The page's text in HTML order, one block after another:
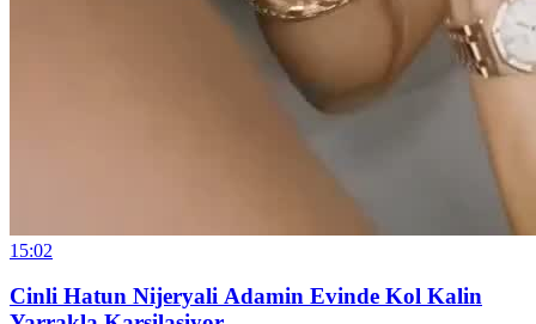
15:02
Cinli Hatun Nijeryali Adamin Evinde Kol Kalin